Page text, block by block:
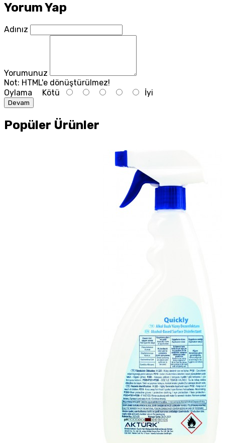
Yorum Yap
Adınız
Yorumunuz
Not: HTML'e dönüştürülmez!
Oylama Kötü İyi
Devam
Popüler Ürünler